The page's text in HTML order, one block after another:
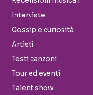
Interviste
Gossip e curiosità
Artisti
Testi canzoni
Tour ed eventi
Talent show